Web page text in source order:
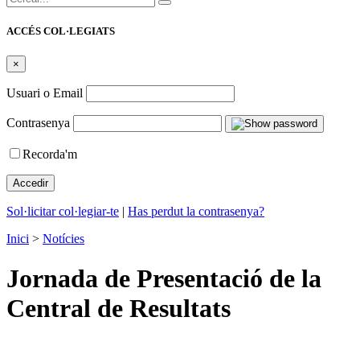
ACCÉS COL·LEGIATS
×
Usuari o Email
Contrasenya
Recorda'm
Sol·licitar col·legiar-te | Has perdut la contrasenya?
Inici > Notícies
Jornada de Presentació de la
Central de Resultats